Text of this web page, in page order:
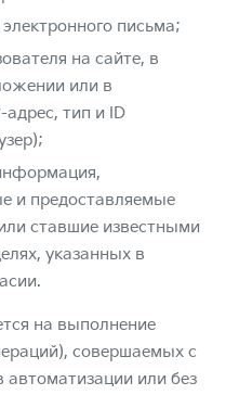
письма;
на сайте, в
или в
тип и ID
и предоставляемые
ставшие известными
указанных в
на выполнение
совершаемых с
автоматизации или без